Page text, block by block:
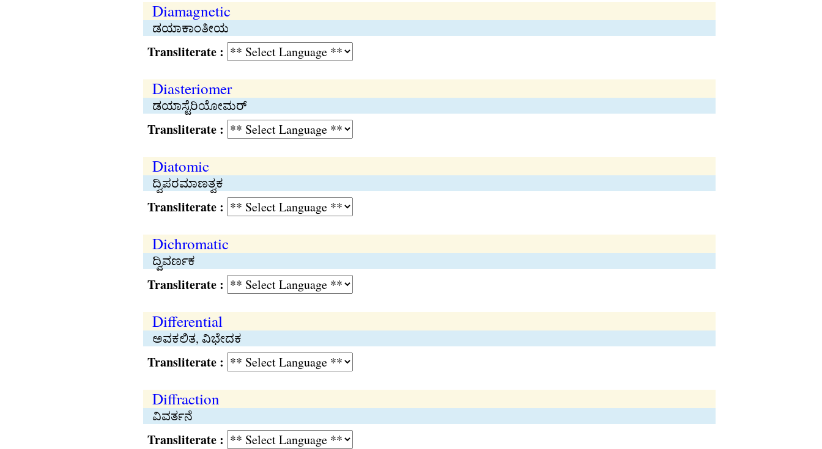
Diamagnetic
ಡಯಾಕಾಂತೀಯ
Transliterate :
Diasteriomer
ಡಯಾಸ್ಟೆರಿಯೋಮರ್
Transliterate :
Diatomic
ದ್ವಿಪರಮಾಣತ್ವಕ
Transliterate :
Dichromatic
ದ್ವಿವರ್ಣಕ
Transliterate :
Differential
ಅವಕಲಿತ, ವಿಭೇದಕ
Transliterate :
Diffraction
ವಿವರ್ತನೆ
Transliterate :